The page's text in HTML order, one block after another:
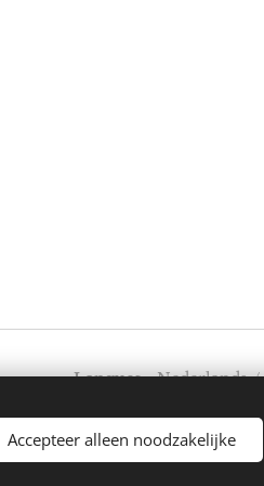
Langues
Nederlands
Accepteer alleen noodzakelijke